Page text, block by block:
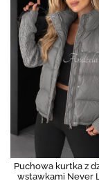
Puchowa kurtka z
wstawkami Never